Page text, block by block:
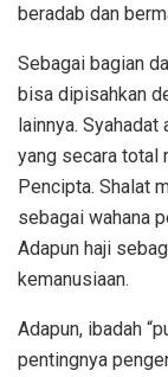
beradab dan
Sebagai bagian
bisa dipisahkan
lainnya.
yang secara total
Pencipta. Shalat
sebagai wahana
Adapun haji
kemanusiaan.
Adapun, ibadah
pentingnya